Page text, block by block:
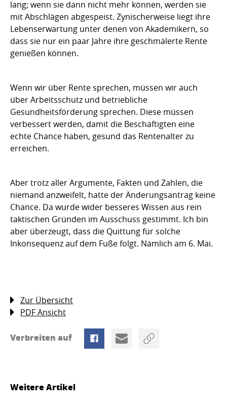
lang; wenn sie dann nicht mehr können, werden sie
mit Abschlägen abgespeist. Zynischerweise liegt ihre
Lebenserwartung unter denen von Akademikern, so
dass sie nur ein paar Jahre ihre geschmälerte Rente
genießen können.
Wenn wir über Rente sprechen, müssen wir auch
über Arbeitsschutz und betriebliche
Gesundheitsförderung sprechen. Diese müssen
verbessert werden, damit die Beschäftigten eine
echte Chance haben, gesund das Rentenalter zu
erreichen.
Aber trotz aller Argumente, Fakten und Zahlen, die
niemand anzweifelt, hatte der Änderungsantrag keine
Chance. Da wurde wider besseres Wissen aus rein
taktischen Gründen im Ausschuss gestimmt. Ich bin
aber überzeugt, dass die Quittung für solche
Inkonsequenz auf dem Fuße folgt. Nämlich am 6. Mai.
Zur Übersicht
PDF Ansicht
Verbreiten auf
Weitere Artikel